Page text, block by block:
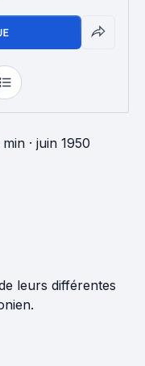
min · juin 1950
leurs différentes